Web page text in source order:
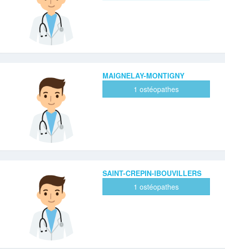
MAIGNELAY-MONTIGNY
1 ostéopathes
SAINT-CREPIN-IBOUVILLERS
1 ostéopathes